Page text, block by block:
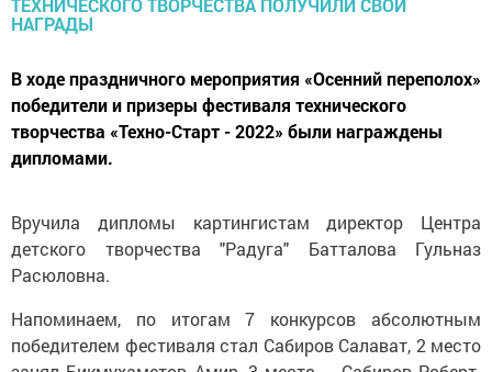
В ходе праздничного мероприятия «Осенний переполох»
победители и призеры фестиваля технического
творчества «Техно-Старт - 2022» были награждены
дипломами.
Вручила дипломы картингистам директор Центра
детского творчества "Радуга" Батталова Гульназ
Расюловна.
Напоминаем, по итогам 7 конкурсов абсолютным
победителем фестиваля стал Сабиров Салават, 2 место